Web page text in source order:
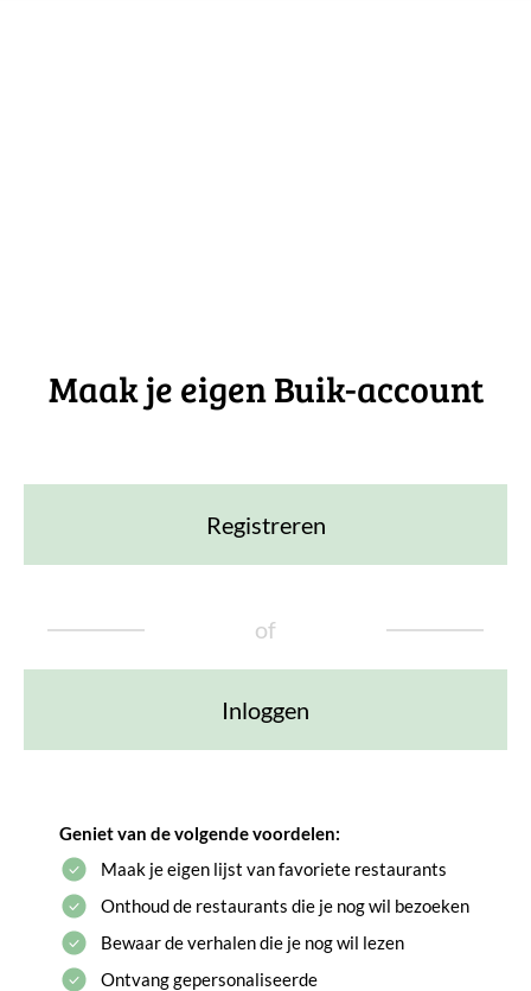
Maak je eigen Buik-account
Registreren
of
Inloggen
Geniet van de volgende voordelen:
Maak je eigen lijst van favoriete restaurants
Onthoud de restaurants die je nog wil bezoeken
Bewaar de verhalen die je nog wil lezen
Ontvang gepersonaliseerde